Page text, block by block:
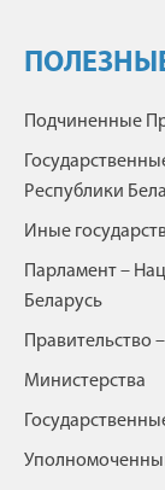
Подчиненные
Республики
Иные
Парламент –
Беларусь
Правительство
Министерства